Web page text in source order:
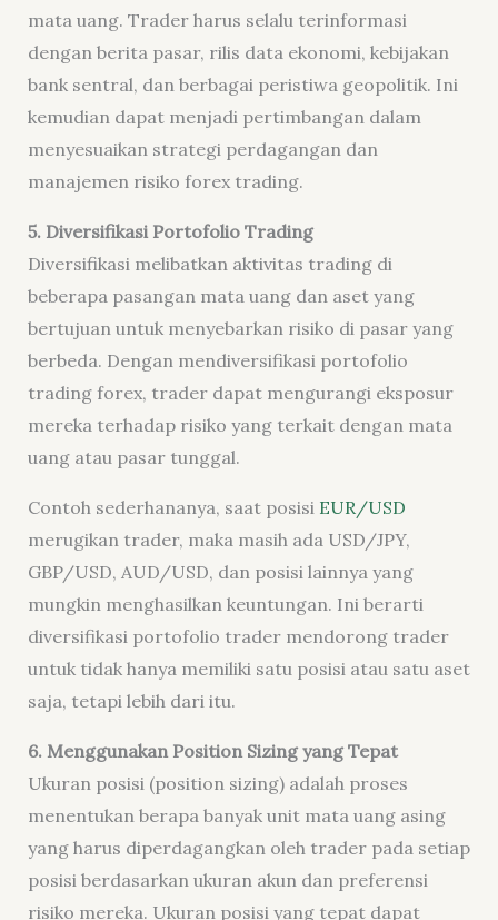
mata uang. Trader harus selalu terinformasi
dengan berita pasar, rilis data ekonomi, kebijakan
bank sentral, dan berbagai peristiwa geopolitik. Ini
kemudian dapat menjadi pertimbangan dalam
menyesuaikan strategi perdagangan dan
manajemen risiko forex trading.
5. Diversifikasi Portofolio Trading
Diversifikasi melibatkan aktivitas trading di
beberapa pasangan mata uang dan aset yang
bertujuan untuk menyebarkan risiko di pasar yang
berbeda. Dengan mendiversifikasi portofolio
trading forex, trader dapat mengurangi eksposur
mereka terhadap risiko yang terkait dengan mata
uang atau pasar tunggal.
Contoh sederhananya, saat posisi EUR/USD
merugikan trader, maka masih ada USD/JPY,
GBP/USD, AUD/USD, dan posisi lainnya yang
mungkin menghasilkan keuntungan. Ini berarti
diversifikasi portofolio trader mendorong trader
untuk tidak hanya memiliki satu posisi atau satu aset
saja, tetapi lebih dari itu.
6. Menggunakan Position Sizing yang Tepat
Ukuran posisi (position sizing) adalah proses
menentukan berapa banyak unit mata uang asing
yang harus diperdagangkan oleh trader pada setiap
posisi berdasarkan ukuran akun dan preferensi
risiko mereka. Ukuran posisi yang tepat dapat